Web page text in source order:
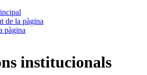
de la pàgina
pàgina
institucionals